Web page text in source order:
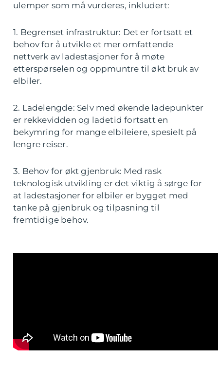
ulemper som må vurderes, inkludert:
1. Begrenset infrastruktur: Det er fortsatt et
behov for å utvikle et mer omfattende
nettverk av ladestasjoner for å møte
etterspørselen og oppmuntre til økt bruk av
elbiler.
2. Ladelengde: Selv med økende ladepunkter
er rekkevidden og ladetid fortsatt en
bekymring for mange elbileiere, spesielt på
lengre reiser.
3. Behov for økt gjenbruk: Med rask
teknologisk utvikling er det viktig å sørge for
at ladestasjoner for elbiler er bygget med
tanke på gjenbruk og tilpasning til
fremtidige behov.